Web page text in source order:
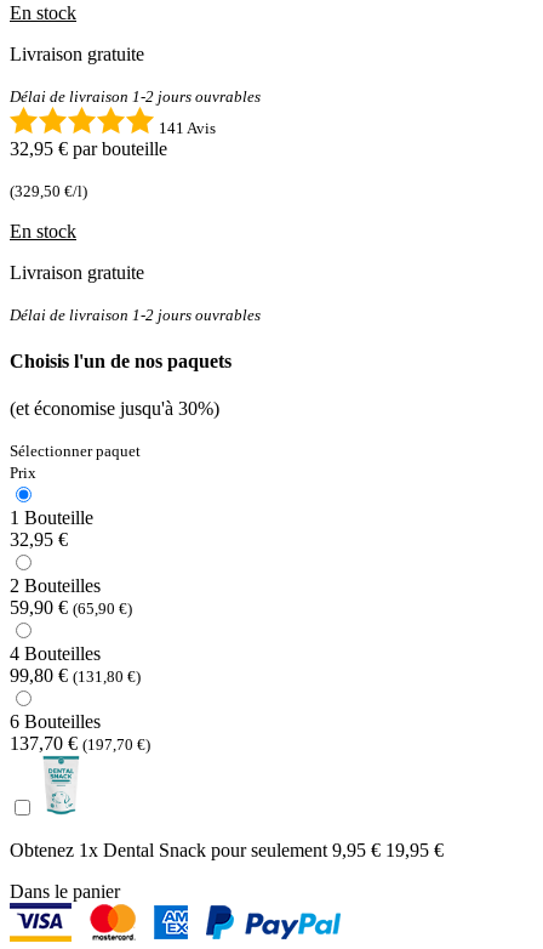
En stock
Livraison gratuite
Délai de livraison 1-2 jours ouvrables
141 Avis
32,95 € par bouteille
(329,50 €/l)
En stock
Livraison gratuite
Délai de livraison 1-2 jours ouvrables
Choisis l'un de nos paquets
(et économise jusqu'à 30%)
Sélectionner paquet
Prix
1 Bouteille
32,95 €
2 Bouteilles
59,90 € (65,90 €)
4 Bouteilles
99,80 € (131,80 €)
6 Bouteilles
137,70 € (197,70 €)
Obtenez 1x Dental Snack pour seulement9,95 € 19,95 €
Dans le panier